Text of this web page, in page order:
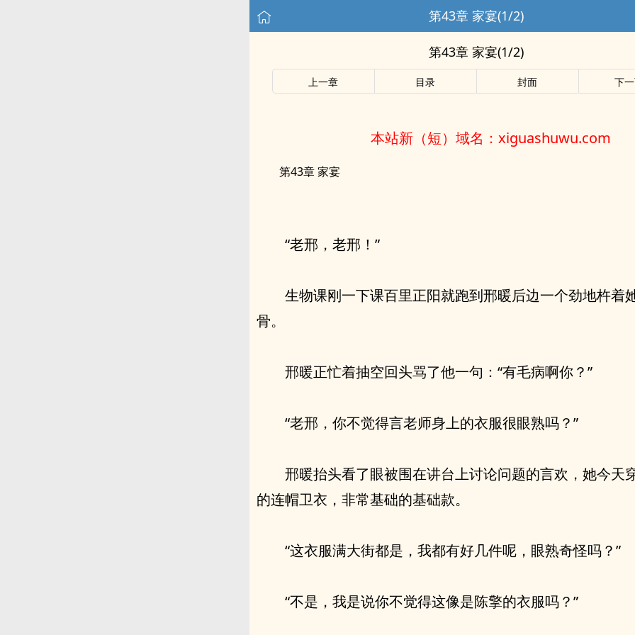
第43章 家宴(1/2)
第43章 家宴(1/2)
上一章 目录 封面 下
本站新（短）域名：xiguashuwu.com
第43章 家宴
“老邢，老邢！”
生物课刚一下课百里正阳就跑到邢暖后边一个劲地杵着
骨。
邢暖正忙着抽空回头骂了他一句：“有毛病啊你？”
“老邢，你不觉得言老师身上的衣服很眼熟吗？”
邢暖抬头看了眼被围在讲台上讨论问题的言欢，她今天
的连帽卫衣，非常基础的基础款。
“这衣服满大街都是，我都有好几件呢，眼熟奇怪吗？”
“不是，我是说你不觉得这像是陈擎的衣服吗？”